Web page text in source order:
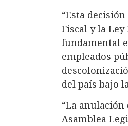
“Esta
Fiscal y la
fundamental
empleados
del país bajo
“La
Asamblea